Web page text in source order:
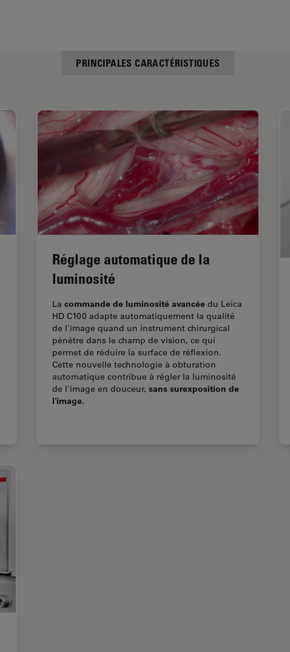
PRINCIPALES CARACTÉRISTIQUES
Réglage automatique de la
luminosité
La commande de luminosité avancée du Leica
HD C100 adapte automatiquement la qualité
de l'image quand un instrument chirurgical
pénètre dans le champ de vision, ce qui
permet de réduire la surface de réflexion.
Cette nouvelle technologie à obturation
automatique contribue à régler la luminosité
de l'image en douceur, sans surexposition de
l'image.